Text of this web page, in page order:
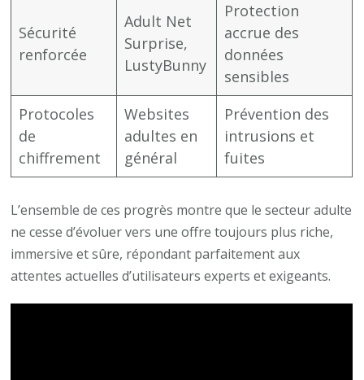
Sécurité
renforcée
Adult Net
Surprise,
LustyBunny
Protection
accrue des
données
sensibles
Protocoles
de
chiffrement
Websites
adultes en
général
Prévention des
intrusions et
fuites
L’ensemble de ces progrès montre que le secteur adulte
ne cesse d’évoluer vers une offre toujours plus riche,
immersive et sûre, répondant parfaitement aux
attentes actuelles d’utilisateurs experts et exigeants.